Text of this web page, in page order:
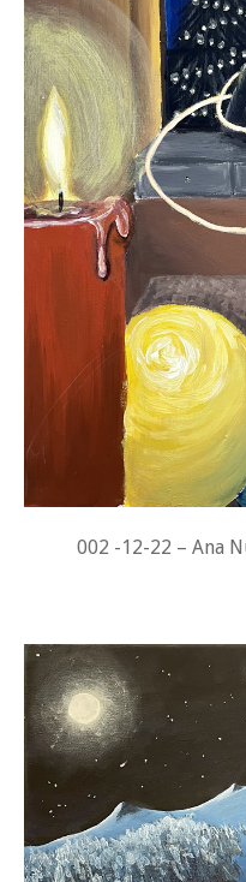
002 -12-22 – Ana